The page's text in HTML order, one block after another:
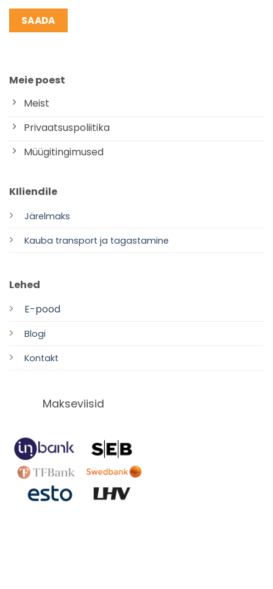
KIliendile
Järelmaks
Kauba transport ja tagastamine
Lehed
E-pood
Blogi
Kontakt
Makseviisid
Meie poest
Meist
Privaatsuspoliitika
Müügitingimused